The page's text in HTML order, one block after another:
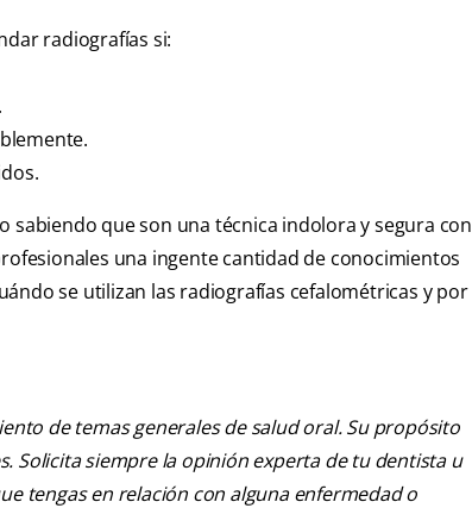
radiografías si:
que son una técnica indolora y segura con
una ingente cantidad de conocimientos
se utilizan las radiografías cefalométricas y por
de temas generales de salud oral. Su propósito
Solicita siempre la opinión experta de tu dentista u
tengas en relación con alguna enfermedad o